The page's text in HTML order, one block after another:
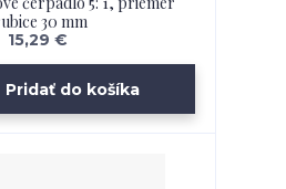
30 mm
15,29 €
Pridať do košíka